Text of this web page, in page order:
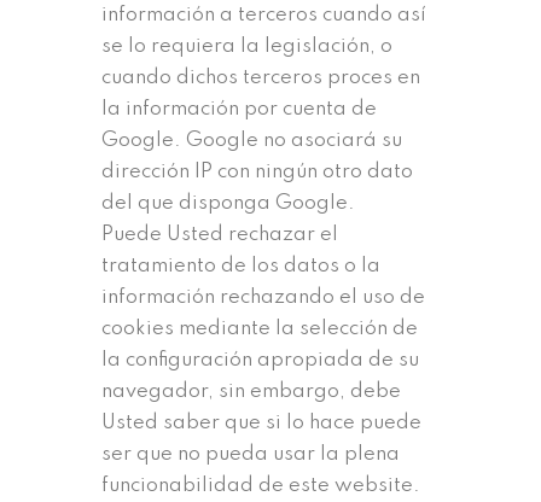
información a terceros cuando así
se lo requiera la legislación, o
cuando dichos terceros proces en
la información por cuenta de
Google. Google no asociará su
dirección IP con ningún otro dato
del que disponga Google.
Puede Usted rechazar el
tratamiento de los datos o la
información rechazando el uso de
cookies mediante la selección de
la configuración apropiada de su
navegador, sin embargo, debe
Usted saber que si lo hace puede
ser que no pueda usar la plena
funcionabilidad de este website.